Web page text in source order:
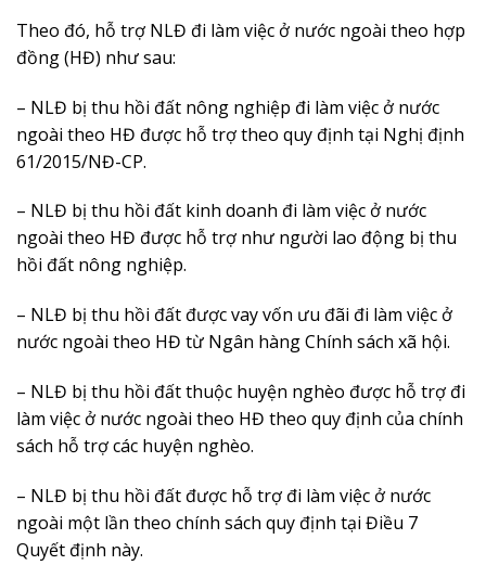
Theo đó, hỗ trợ NLĐ đi làm việc ở nước ngoài theo hợp
đồng (HĐ) như sau:
– NLĐ bị thu hồi đất nông nghiệp đi làm việc ở nước
ngoài theo HĐ được hỗ trợ theo quy định tại Nghị định
61/2015/NĐ-CP.
– NLĐ bị thu hồi đất kinh doanh đi làm việc ở nước
ngoài theo HĐ được hỗ trợ như người lao động bị thu
hồi đất nông nghiệp.
– NLĐ bị thu hồi đất được vay vốn ưu đãi đi làm việc ở
nước ngoài theo HĐ từ Ngân hàng Chính sách xã hội.
– NLĐ bị thu hồi đất thuộc huyện nghèo được hỗ trợ đi
làm việc ở nước ngoài theo HĐ theo quy định của chính
sách hỗ trợ các huyện nghèo.
– NLĐ bị thu hồi đất được hỗ trợ đi làm việc ở nước
ngoài một lần theo chính sách quy định tại Điều 7
Quyết định này.